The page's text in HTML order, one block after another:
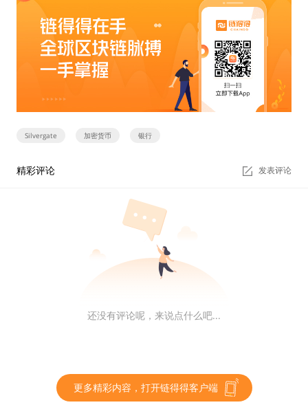
Silvergate 加密货币 银行
精彩评论 发表评论
还没有评论呢，来说点什么吧...
更多精彩内容，打开链得得客户端